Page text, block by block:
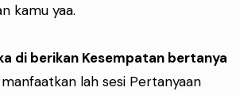
kamu yaa.
di berikan Kesempatan bertanya
lah sesi Pertanyaan